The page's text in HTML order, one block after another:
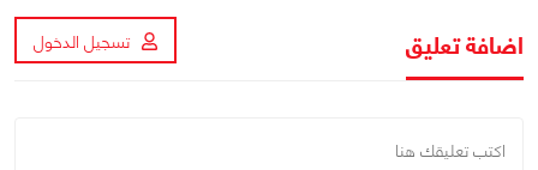
اضافة تعليق تسجيل الدخول